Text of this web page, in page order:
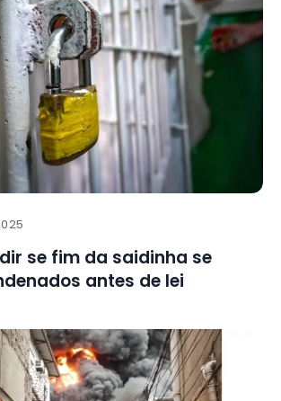
se fim da saidinha se
antes de lei